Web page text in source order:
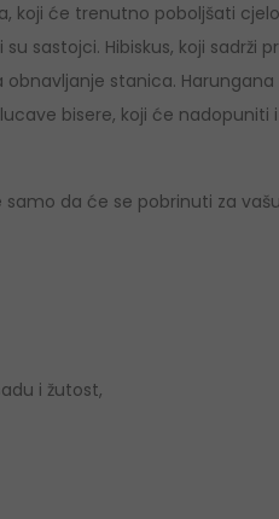
koji će trenutno poboljšati
sastojci. Hibiskus, koji sadrži
stanica.
bisere, koji će nadopuniti
da će se pobrinuti za
i žutost,